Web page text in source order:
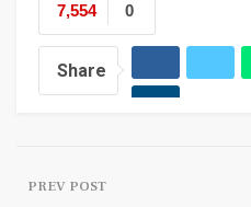
0
7,554
Share
PREV POST